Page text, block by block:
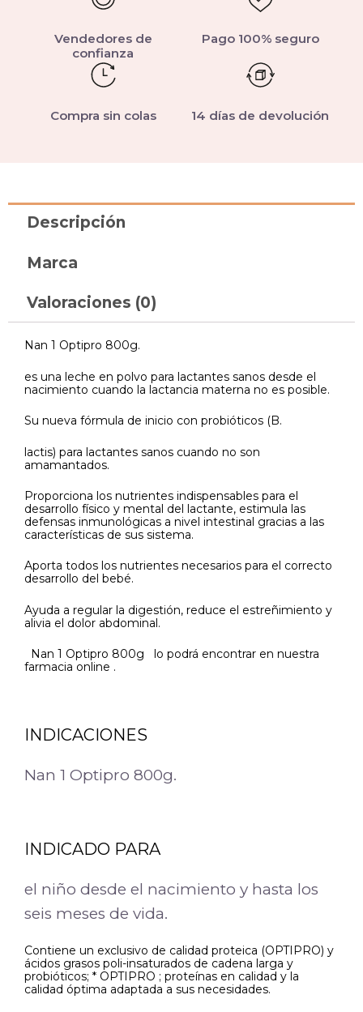
Vendedores de
confianza
Pago 100% seguro
Compra sin colas 14 días de devolución
Descripción
Marca
Valoraciones (0)
Nan 1 Optipro 800g.
es una leche en polvo para lactantes sanos desde el
nacimiento cuando la lactancia materna no es posible.
Su nueva fórmula de inicio con probióticos (B.
lactis) para lactantes sanos cuando no son
amamantados.
Proporciona los nutrientes indispensables para el
desarrollo físico y mental del lactante, estimula las
defensas inmunológicas a nivel intestinal gracias a las
características de sus sistema.
Aporta todos los nutrientes necesarios para el correcto
desarrollo del bebé.
Ayuda a regular la digestión, reduce el estreñimiento y
alivia el dolor abdominal.
Nan 1 Optipro 800g lo podrá encontrar en nuestra
farmacia online .
INDICACIONES
Nan 1 Optipro 800g.
INDICADO PARA
el niño desde el nacimiento y hasta los
seis meses de vida.
Contiene un exclusivo de calidad proteica (OPTIPRO) y
ácidos grasos poli-insaturados de cadena larga y
probióticos; * OPTIPRO ; proteínas en calidad y la
calidad óptima adaptada a sus necesidades.